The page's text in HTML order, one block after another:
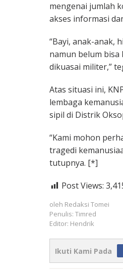
mengenai jumlah
akses informasi
“Bayi, anak-anak,
namun belum bisa
dikuasai militer,”
Atas situasi ini,
lembaga
sipil di Distrik
“Kami mohon
tragedi
tutupnya. [*]
Post Views:
oleh Redaksi Tomei
Penulis: Timred
Editor: Hendrik
Ikuti Kami Pada